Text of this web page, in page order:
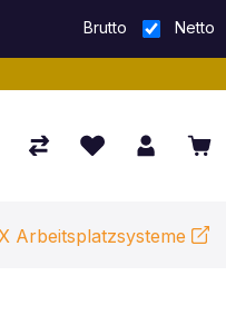
Brutto Netto
Arbeitsplatzsysteme